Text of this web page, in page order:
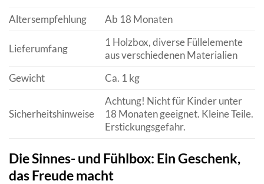
Altersempfehlung
Ab 18 Monaten
Lieferumfang
1 Holzbox, diverse Füllelemente
aus verschiedenen Materialien
Gewicht
Ca. 1 kg
Sicherheitshinweise
Achtung! Nicht für Kinder unter
18 Monaten geeignet. Kleine Teile.
Erstickungsgefahr.
Die Sinnes- und Fühlbox: Ein Geschenk,
das Freude macht